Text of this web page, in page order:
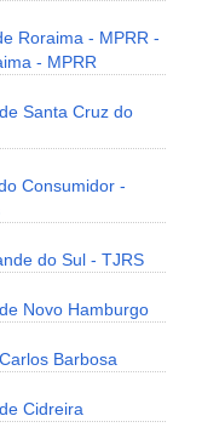
Roraima - MPRR -
- MPRR
Santa Cruz do
Consumidor -
do Sul - TJRS
Novo Hamburgo
Barbosa
Cidreira